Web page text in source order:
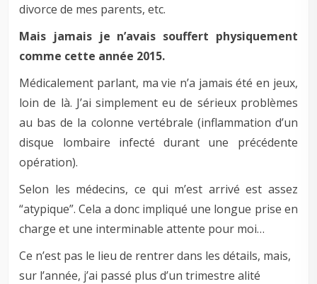
divorce de mes parents, etc.
Mais jamais je n’avais souffert physiquement
comme cette année 2015.
Médicalement parlant, ma vie n’a jamais été en jeux,
loin de là. J’ai simplement eu de sérieux problèmes
au bas de la colonne vertébrale (inflammation d’un
disque lombaire infecté durant une précédente
opération).
Selon les médecins, ce qui m’est arrivé est assez
“atypique”. Cela a donc impliqué une longue prise en
charge et une interminable attente pour moi…
Ce n’est pas le lieu de rentrer dans les détails, mais,
sur l’année, j’ai passé plus d’un trimestre alité